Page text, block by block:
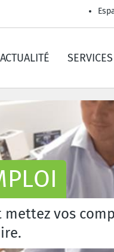
ACTUALITÉ SERVICES
mettez vos